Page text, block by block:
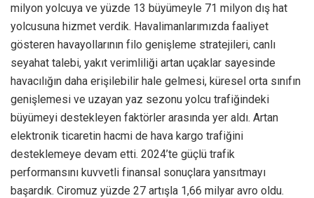
milyon yolcuya ve yüzde 13 büyümeyle 71 milyon dış hat
yolcusuna hizmet verdik. Havalimanlarımızda faaliyet
gösteren havayollarının filo genişleme stratejileri, canlı
seyahat talebi, yakıt verimliliği artan uçaklar sayesinde
havacılığın daha erişilebilir hale gelmesi, küresel orta sınıfın
genişlemesi ve uzayan yaz sezonu yolcu trafiğindeki
büyümeyi destekleyen faktörler arasında yer aldı. Artan
elektronik ticaretin hacmi de hava kargo trafiğini
desteklemeye devam etti. 2024’te güçlü trafik
performansını kuvvetli finansal sonuçlara yansıtmayı
başardık. Ciromuz yüzde 27 artışla 1,66 milyar avro oldu.